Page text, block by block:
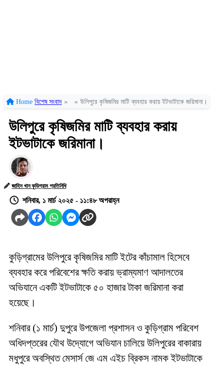
Home বিশেষ সংবাদ » » উলিপুরে কৃষিজমির মাটি ব্যবহার করায় ইটভাটাকে জরিমানা।
উলিপুরে কৃষিজমির মাটি ব্যবহার করায়
ইটভাটাকে জরিমানা।
জাহিদ খান কুড়িগ্রাম প্রতিনিধি
শনিবার, ১ মার্চ ২০২৫ - ১১:৪৮ অপরাহ্ন
কুড়িগ্রামের উলিপুরে কৃষিজমির মাটি ইটের কাঁচামাল হিসেবে
ব্যবহার করে পরিবেশের ক্ষতি করায় ভ্রাম্যমাণ আদালতের
অভিযানে একটি ইটভাটাকে ৫০ হাজার টাকা জরিমানা করা
হয়েছে।
শনিবার (১ মার্চ) দুপুরে উপজেলা প্রশাসন ও কুড়িগ্রাম পরিবেশ
অধিদপ্তরের যৌথ উদ্যোগে অভিযান চালিয়ে উলিপুরের বাকারায়
মধুপুরে অবস্থিত মেসার্স জে এম এইচ ব্রিকস নামক ইটভাটাকে